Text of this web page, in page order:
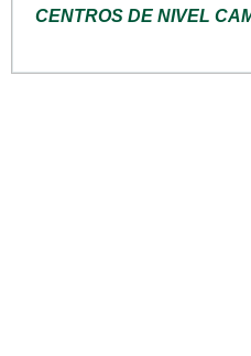
CENTROS DE NIVEL